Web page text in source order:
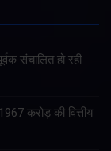
संचालित हो रही
करोड़ की वित्तीय